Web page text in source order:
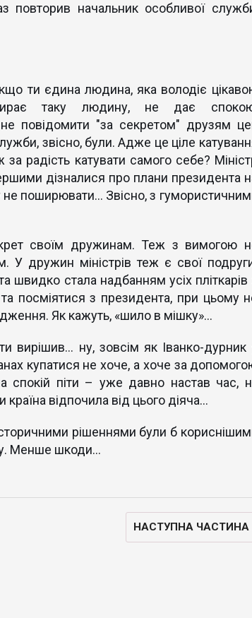
начальник особливої
ти єдина людина, яка володіє
таку людину, не дає
повідомити "за секретом" друзям
звісно, ​​були. Адже це ціле
радість катувати самого себе?
дізналися про плани президента
поширювати… Звісно, ​​з
своїм дружинам. Теж з вимогою
У дружин міністрів теж є свої
швидко стала надбанням усіх пліткарів
посміятися з президента, при цьому
Як кажуть, «шило в мішку»...
вирішив… ну, зовсім як Іванко-дурник
купатися не хоче, а хоче за
спокій піти – уже давно настав час,
відпочила від цього діяча…
рішеннями були б
Менше шкоди…
НАСТУПНА ЧАСТИНА